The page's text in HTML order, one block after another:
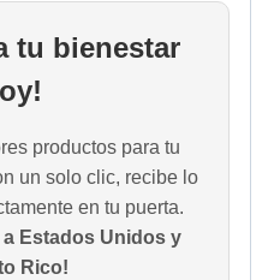
tu bienestar
productos para tu
un solo clic, recibe lo
en tu puerta.
a Estados Unidos y
Rico!